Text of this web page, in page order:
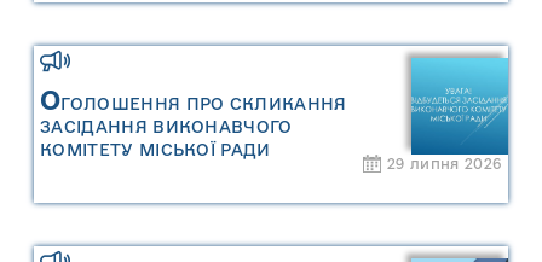
управління відходами Сарненської
міської територіальної громади»
ОГОЛОШЕННЯ ПРО СКЛИКАННЯ
ЗАСІДАННЯ ВИКОНАВЧОГО
КОМІТЕТУ МІСЬКОЇ РАДИ
29 липня 2026